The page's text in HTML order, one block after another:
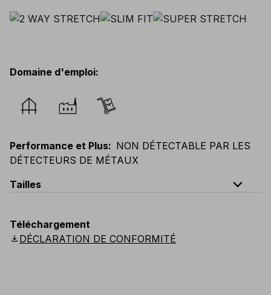
Domaine d'emploi:
Performance et Plus: NON DÉTECTABLE PAR LES
DÉTECTEURS DE MÉTAUX
Tailles
expand_less
Scandinavian: 44
Téléchargement
download DÉCLARATION DE CONFORMITÉ